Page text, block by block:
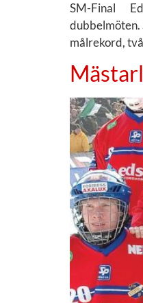
SM-Final
dubbelmöten.
målrekord,